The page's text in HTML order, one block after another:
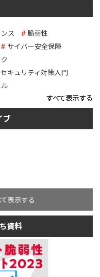
ス
脆弱性
サイバー安全保障
セキュリティ対策入門
すべて表示する
ブ
表示する
資料